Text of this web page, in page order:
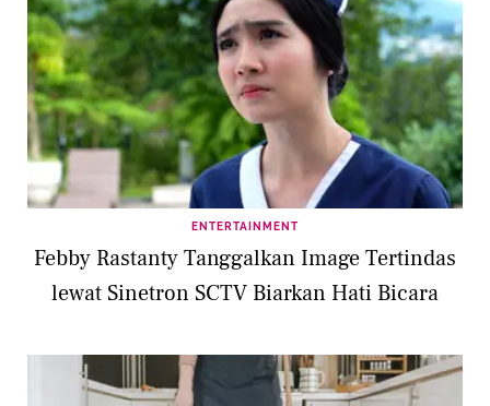
ENTERTAINMENT
Febby Rastanty Tanggalkan Image Tertindas
lewat Sinetron SCTV Biarkan Hati Bicara